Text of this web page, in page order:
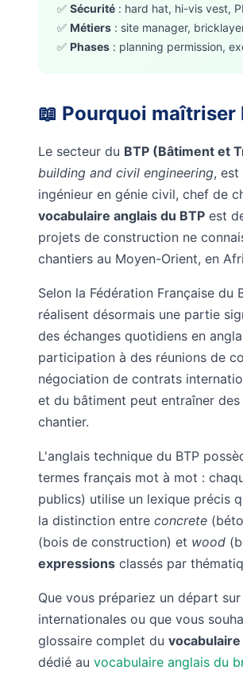
✅ Sécurité : hard hat, hi-vis vest,
✅ Métiers : site manager,
✅ Phases : planning permission,
📖 Pourquoi maîtriser
Le secteur du BTP (Bâtiment et
building and civil engineering, est
ingénieur en génie civil, chef de
vocabulaire anglais du BTP est
projets de construction ne
chantiers au Moyen-Orient, en
Selon la Fédération Française du
réalisent désormais une partie
des échanges quotidiens en
participation à des réunions de
négociation de contrats
et du bâtiment peut entraîner
chantier.
L'anglais technique du BTP
termes français mot à mot :
publics) utilise un lexique précis
la distinction entre concrete
(bois de construction) et wood
expressions classés par
Que vous prépariez un départ
internationales ou que vous
glossaire complet du vocabulaire
dédié au vocabulaire anglais du